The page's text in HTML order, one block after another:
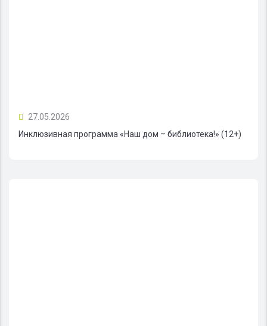
27.05.2026
Инклюзивная программа «Наш дом – библиотека!» (12+)